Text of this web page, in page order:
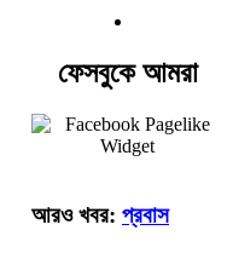
ফেসবুকে আমরা
আরও খবর: প্রবাস